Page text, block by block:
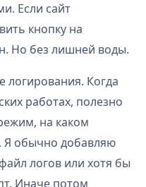
Если сайт
кнопку на
Но без лишней воды.
логирования. Когда
работах, полезно
на каком
Я обычно добавляю
логов или хотя бы
Иначе потом